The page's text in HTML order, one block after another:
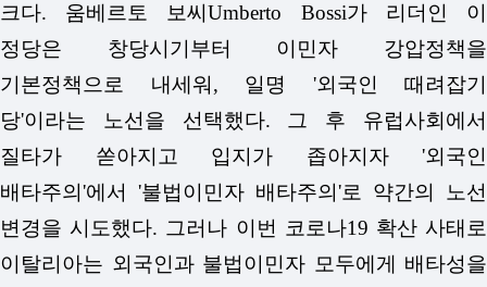
크다. 움베르토 보씨Umberto Bossi가 리더인 이
정당은 창당시기부터 이민자 강압정책을
기본정책으로 내세워, 일명 '외국인 때려잡기
당'이라는 노선을 선택했다. 그 후 유럽사회에서
질타가 쏟아지고 입지가 좁아지자 '외국인
배타주의'에서 '불법이민자 배타주의'로 약간의 노선
변경을 시도했다. 그러나 이번 코로나19 확산 사태로
이탈리아는 외국인과 불법이민자 모두에게 배타성을